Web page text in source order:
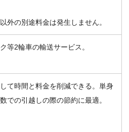
外の別途料金は発生しません。
等2輪車の輸送サービス。
て時間と料金を削減できる。単身
での引越しの際の節約に最適。